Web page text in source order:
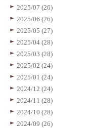
2025/07 (26)
2025/06 (26)
2025/05 (27)
2025/04 (28)
2025/03 (28)
2025/02 (24)
2025/01 (24)
2024/12 (24)
2024/11 (28)
2024/10 (28)
2024/09 (26)